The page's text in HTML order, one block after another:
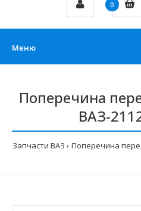
0
Меню
Поперечина
ВАЗ-
Запчасти ВАЗ Поперечина